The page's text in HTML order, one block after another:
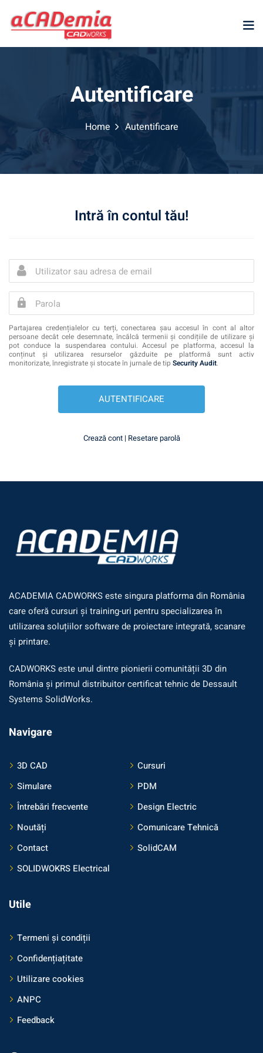
Autentificare
Home Autentificare
Intră în contul tău!
Partajarea credențialelor cu terți, conectarea șau accesul în cont al altor
persoane decât cele desemnate, încălcă termenii și condițiile de utilizare și
pot conduce la suspendarea contului. Accesul pe platforma, accesul la
conținut și utilizarea resurselor găzduite pe platformă sunt activ
monitorizate, înregistrate și stocate în jurnale de tip SecurityAudit.
Crează cont | Resetare parolă
ACADEMIA CADWORKS este singura platforma din România
care oferă cursuri și training-uri pentru specializarea în
utilizarea soluțiilor software de proiectare integrată, scanare
și printare.
CADWORKS este unul dintre pionierii comunității 3D din
România și primul distribuitor certificat tehnic de Dessault
Systems SolidWorks.
Navigare
3D CAD
Cursuri
Simulare
PDM
Întrebări frecvente
Design Electric
Noutăți
Comunicare Tehnică
Contact
SolidCAM
SOLIDWOKRS Electrical
Utile
Termeni și condiții
Confidențiațitate
Utilizare cookies
ANPC
Feedback